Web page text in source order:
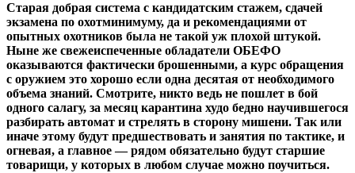
Старая добрая система с кандидатским стажем, сдачей
экзамена по охотминимуму, да и рекомендациями от
опытных охотников была не такой уж плохой штукой.
Ныне же свежеиспеченные обладатели ОБЕФО
оказываются фактически брошенными, а курс обращения
с оружием это хорошо если одна десятая от необходимого
объема знаний. Смотрите, никто ведь не пошлет в бой
одного салагу, за месяц карантина худо бедно научившегося
разбирать автомат и стрелять в сторону мишени. Так или
иначе этому будут предшествовать и занятия по тактике, и
огневая, а главное — рядом обязательно будут старшие
товарищи, у которых в любом случае можно поучиться.